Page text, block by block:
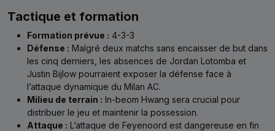
Tactique et formation
Formation prévue : 4-3-3
Défense : Malgré deux matchs sans encaisser de but dans
les cinq derniers, les absences de Jordan Lotomba et
Justin Bijlow pourraient exposer la défense face à
l’attaque dynamique du Milan AC.
Milieu de terrain : In-beom Hwang sera crucial pour
distribuer le jeu et maintenir la possession.
Attaque : L’attaque de Feyenoord est dangereuse en fin